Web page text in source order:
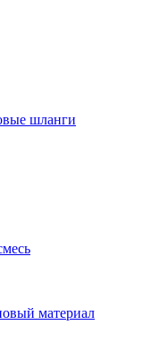
шланги
материал